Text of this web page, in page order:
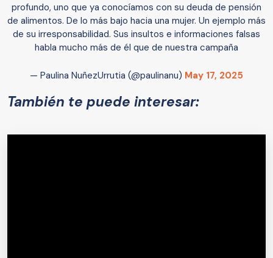
profundo, uno que ya conocíamos con su deuda de pensión
de alimentos. De lo más bajo hacia una mujer. Un ejemplo más
de su irresponsabilidad. Sus insultos e informaciones falsas
habla mucho más de él que de nuestra campaña
— Paulina NuñezUrrutia (@paulinanu) May 17, 2025
También te puede interesar: